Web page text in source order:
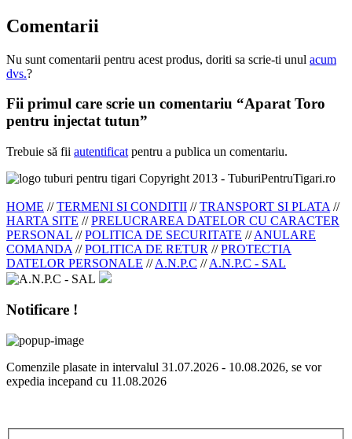
Comentarii
Nu sunt comentarii pentru acest produs, doriti sa scrie-ti unul acum
dvs.?
Fii primul care scrie un comentariu “Aparat Toro
pentru injectat tutun”
Trebuie să fii autentificat pentru a publica un comentariu.
Copyright 2013 - TuburiPentruTigari.ro
HOME //TERMENI SI CONDITII //TRANSPORT SI PLATA //
HARTA SITE //PRELUCRAREA DATELOR CU CARACTER
PERSONAL //POLITICA DE SECURITATE //ANULARE
COMANDA //POLITICA DE RETUR //PROTECTIA
DATELOR PERSONALE //A.N.P.C //A.N.P.C - SAL
Notificare !
Comenzile plasate in intervalul 31.07.2026 - 10.08.2026, se vor
expedia incepand cu 11.08.2026